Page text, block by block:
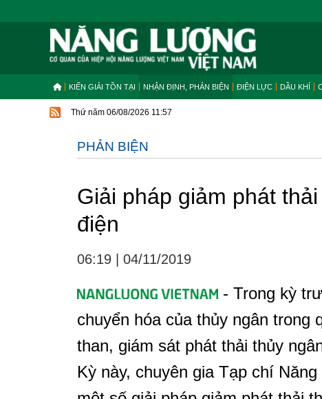
KIẾN GIẢI TỒN TẠI NHẬN ĐỊNH, PHẢN BIỆN ĐIỆN LỰC DẦU KHÍ
Thứ năm 06/08/2026 11:57
PHẢN BIỆN
Giải pháp giảm phát
điện
06:19 04/11/2019
- Trong kỳ
chuyển hóa của thủy ngân trong
than, giám sát phát thải thủy
Kỳ này, chuyên gia Tạp chí